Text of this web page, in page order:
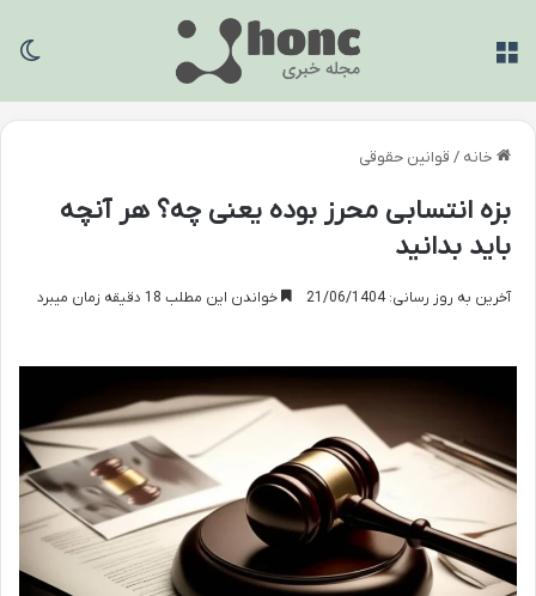
خانه / قوانین حقوقی
بزه انتسابی محرز بوده یعنی چه؟ هر آنچه
باید بدانید
آخرین به روز رسانی: 21/06/1404 خواندن این مطلب 18 دقیقه زمان میبرد